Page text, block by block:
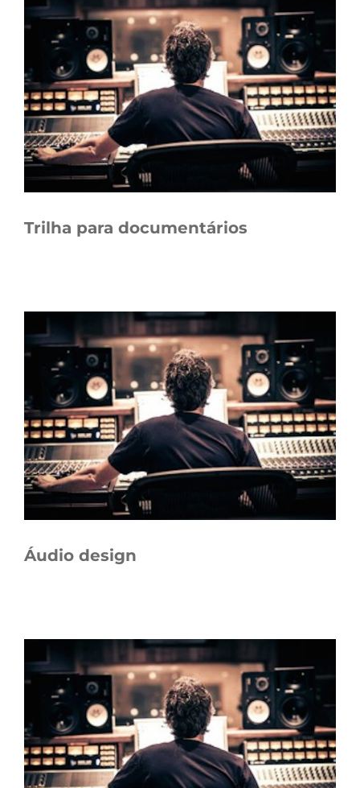
Trilha para documentários
Áudio design